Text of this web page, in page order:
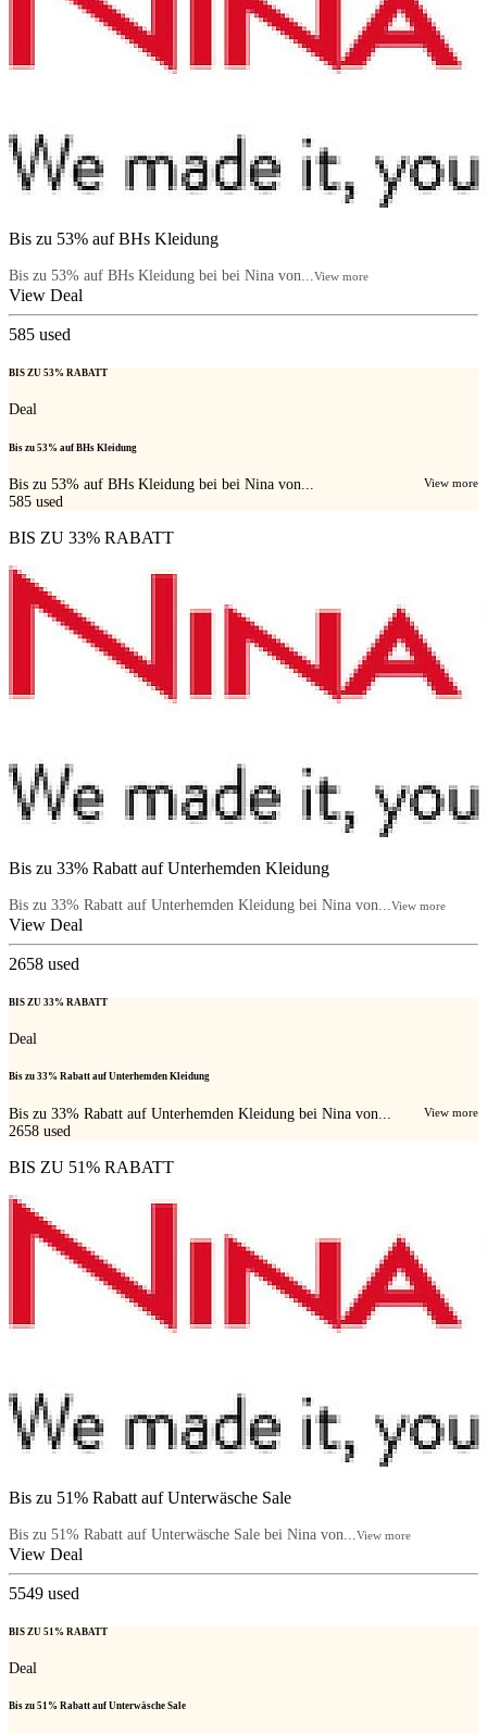
Bis zu 53% auf BHs Kleidung
Bis zu 53% auf BHs Kleidung bei bei Nina von... View more
View Deal
585 used
BIS ZU 53% RABATT
Deal
Bis zu 53% auf BHs Kleidung
Bis zu 53% auf BHs Kleidung bei bei Nina von... View more
585 used
BIS ZU 33% RABATT
Bis zu 33% Rabatt auf Unterhemden Kleidung
Bis zu 33% Rabatt auf Unterhemden Kleidung bei Nina von... View more
View Deal
2658 used
BIS ZU 33% RABATT
Deal
Bis zu 33% Rabatt auf Unterhemden Kleidung
Bis zu 33% Rabatt auf Unterhemden Kleidung bei Nina von... View more
2658 used
BIS ZU 51% RABATT
Bis zu 51% Rabatt auf Unterwäsche Sale
Bis zu 51% Rabatt auf Unterwäsche Sale bei Nina von... View more
View Deal
5549 used
BIS ZU 51% RABATT
Deal
Bis zu 51% Rabatt auf Unterwäsche Sale